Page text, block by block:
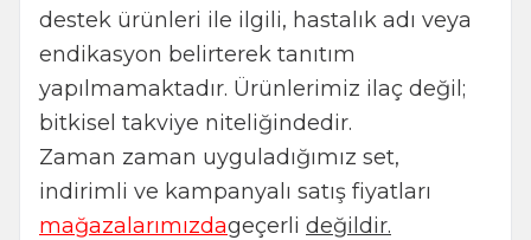
destek ürünleri ile ilgili, hastalık adı veya
endikasyon belirterek tanıtım
yapılmamaktadır. Ürünlerimiz ilaç değil;
bitkisel takviye niteliğindedir.
Zaman zaman uyguladığımız set,
indirimli ve kampanyalı satış fiyatları
mağazalarımızdageçerli değildir.